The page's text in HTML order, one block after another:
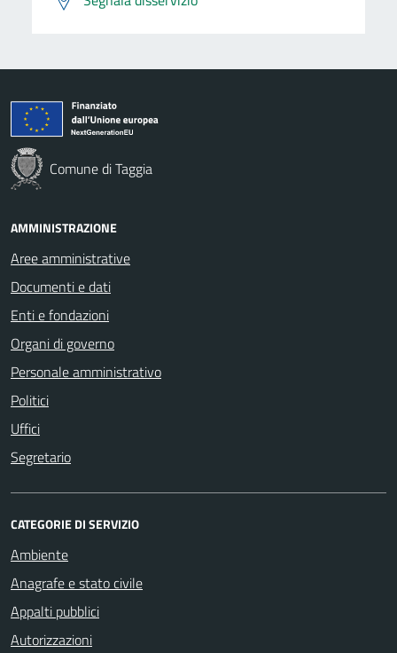
Comune di Taggia
AMMINISTRAZIONE
Aree amministrative
Documenti e dati
Enti e fondazioni
Organi di governo
Personale amministrativo
Politici
Uffici
Segretario
CATEGORIE DI SERVIZIO
Ambiente
Anagrafe e stato civile
Appalti pubblici
Autorizzazioni